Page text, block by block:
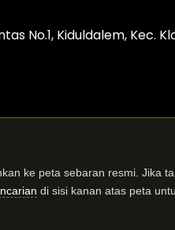
No.1, Kiduldalem, Kec.
ke peta sebaran resmi. Jika
di sisi kanan atas peta